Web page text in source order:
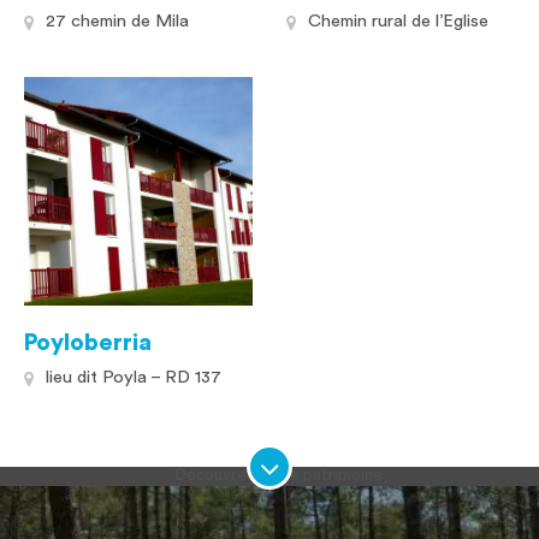
27 chemin de Mila Chemin rural de l’Eglise
Poyloberria
lieu dit Poyla – RD 137